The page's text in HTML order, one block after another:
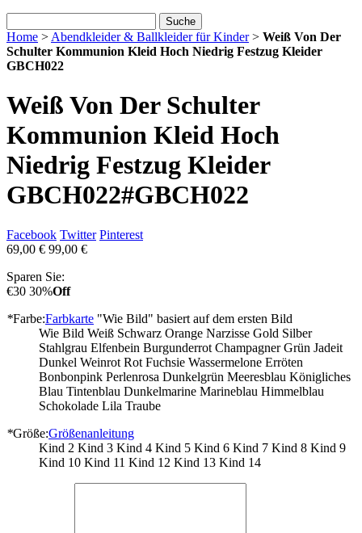
Suche
Home > Abendkleider & Ballkleider für Kinder> Weiß Von Der
Schulter Kommunion Kleid Hoch Niedrig Festzug Kleider
GBCH022
Weiß Von Der Schulter
Kommunion Kleid Hoch
Niedrig Festzug Kleider
GBCH022#GBCH022
Facebook Twitter Pinterest
69,00 € 99,00 €
Sparen Sie:
€30 30%Off
*Farbe:Farbkarte "Wie Bild" basiert auf dem ersten Bild
Wie Bild Weiß Schwarz Orange Narzisse Gold Silber
Stahlgrau Elfenbein Burgunderrot Champagner Grün Jadeit
Dunkel Weinrot Rot Fuchsie Wassermelone Erröten
Bonbonpink Perlenrosa Dunkelgrün Meeresblau Königliches
Blau Tintenblau Dunkelmarine Marineblau Himmelblau
Schokolade Lila Traube
*Größe:Größenanleitung
Kind 2 Kind 3 Kind 4 Kind 5 Kind 6 Kind 7 Kind 8 Kind 9
Kind 10 Kind 11 Kind 12 Kind 13 Kind 14